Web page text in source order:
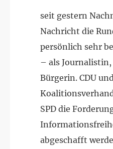
seit gestern
Nachricht die
persönlich sehr
– als Journalistin,
Bürgerin. CDU
SPD die
abgeschafft